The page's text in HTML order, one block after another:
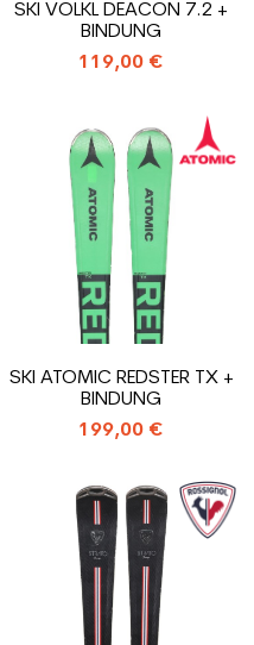
SKI VOLKL DEACON 7.2 +
BINDUNG
119,00 €
SKI ATOMIC REDSTER TX +
BINDUNG
199,00 €